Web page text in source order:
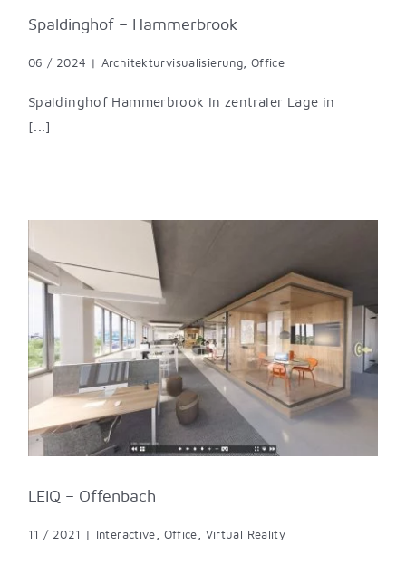
Spaldinghof – Hammerbrook
06 / 2024 | Architekturvisualisierung, Office
Spaldinghof Hammerbrook In zentraler Lage in
[...]
LEIQ – Offenbach
11 / 2021 | Interactive, Office, Virtual Reality